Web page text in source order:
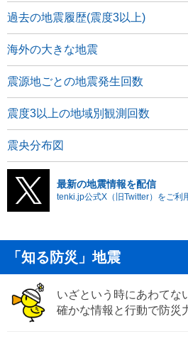
過去の地震履歴(震度3以上)
海外の大きな地震
震源地ごとの地震発生回数
震度3以上の地域別観測回数
震央分布図
最新の地震情報を配信
tenki.jp公式X（旧Twitter）をご利
「知る防災」地震
いざという時にあわてな
確かな情報と行動で防災